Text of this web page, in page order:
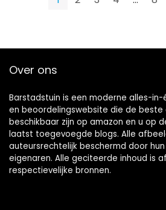
Over ons
Barstadstuin is een moderne alles-in-
en beoordelingswebsite die de beste
beschikbaar zijn op amazon en u op
laatst toegevoegde blogs. Alle
auteursrechtelijk beschermd door
eigenaren. Alle geciteerde inhoud is
respectievelijke bronnen.